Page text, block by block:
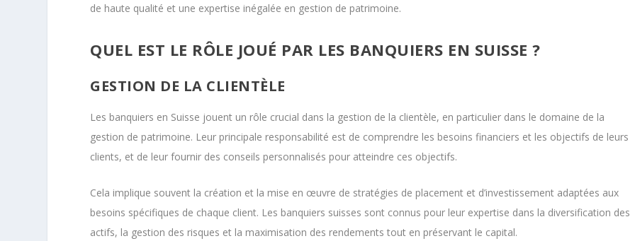
de haute qualité et une expertise inégalée en gestion de patrimoine.
QUEL EST LE RÔLE JOUÉ PAR LES BANQUIERS EN SUISSE ?
GESTION DE LA CLIENTÈLE
Les banquiers en Suisse jouent un rôle crucial dans la gestion de la clientèle, en particulier dans le domaine de la
gestion de patrimoine. Leur principale responsabilité est de comprendre les besoins financiers et les objectifs de leurs
clients, et de leur fournir des conseils personnalisés pour atteindre ces objectifs.
Cela implique souvent la création et la mise en œuvre de stratégies de placement et d’investissement adaptées aux
besoins spécifiques de chaque client. Les banquiers suisses sont connus pour leur expertise dans la diversification des
actifs, la gestion des risques et la maximisation des rendements tout en préservant le capital.